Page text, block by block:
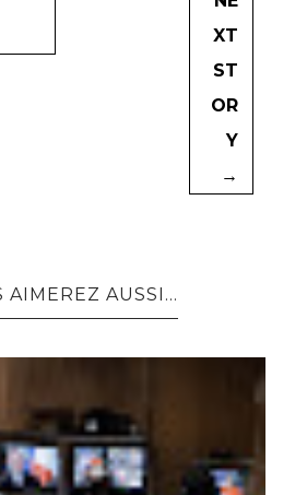
XT
ST
OR
Y
→
AIMEREZ AUSSI...